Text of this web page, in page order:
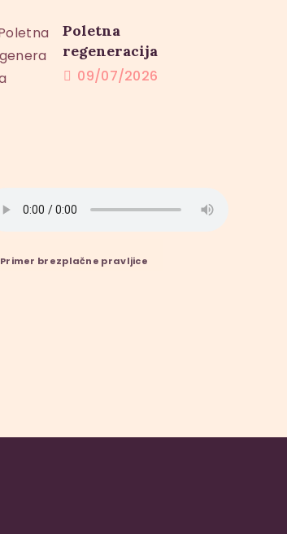
Poletna
regeneracija
09/07/2026
Primer brezplačne pravljice